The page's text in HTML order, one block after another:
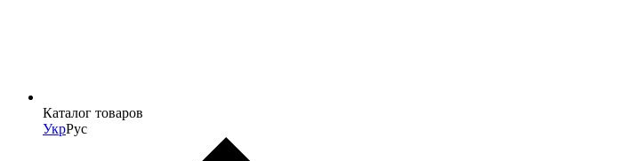
Каталог товаров
УкрРус